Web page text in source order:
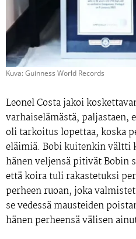
Kuva: Guinness World Records
Leonel Costa jakoi
varhaiselämästä, paljastaen,
oli tarkoitus lopettaa, koska
eläimiä. Bobi kuitenkin vältti
hänen veljensä pitivät Bobin
että koira tuli rakastetuksi
perheen ruoan, joka
se vedessä mausteiden
hänen perheensä välisen